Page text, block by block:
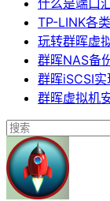
TP-LINK各
玩转群晖虚
群晖NAS备
群晖iSCSI
群晖虚拟机